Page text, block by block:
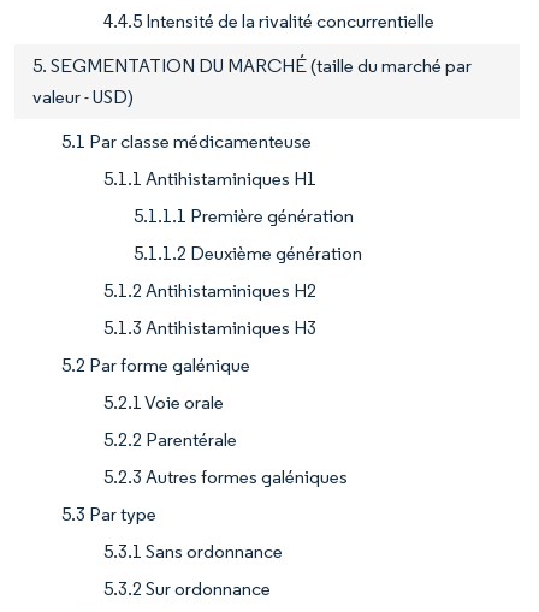
4.4.5 Intensité de la rivalité concurrentielle
5. SEGMENTATION DU MARCHÉ (taille du marché par
valeur - USD)
5.1 Par classe médicamenteuse
5.1.1 Antihistaminiques H1
5.1.1.1 Première génération
5.1.1.2 Deuxième génération
5.1.2 Antihistaminiques H2
5.1.3 Antihistaminiques H3
5.2 Par forme galénique
5.2.1 Voie orale
5.2.2 Parentérale
5.2.3 Autres formes galéniques
5.3 Par type
5.3.1 Sans ordonnance
5.3.2 Sur ordonnance